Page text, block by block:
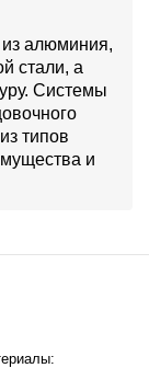
алюминия,
стали, а
Системы
типов
и